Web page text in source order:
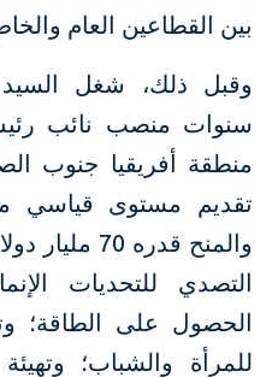
بين القطاعين العام
وقبل ذلك، شغل
سنوات منصب نائب
منطقة أفريقيا جنوب
تقديم مستوى قياسي
والمنح
التصدي للتحديات
الحصول على الطاقة؛
للمرأة والشباب؛